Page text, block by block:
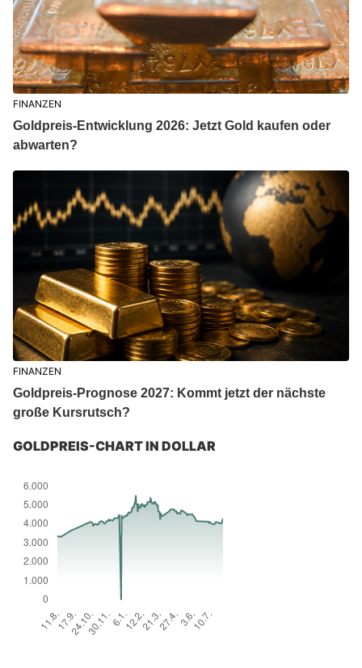
FINANZEN
Goldpreis-Entwicklung 2026: Jetzt Gold kaufen oder
abwarten?
FINANZEN
Goldpreis-Prognose 2027: Kommt jetzt der nächste
große Kursrutsch?
GOLDPREIS-CHART IN DOLLAR